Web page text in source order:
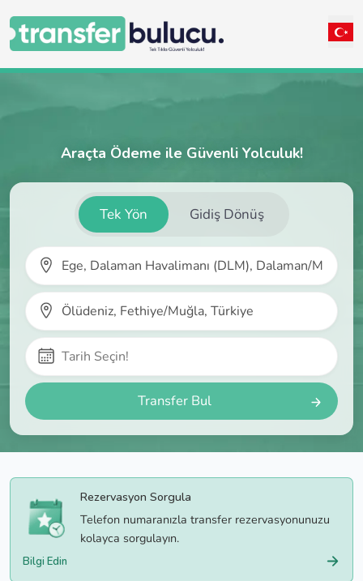
Araçta Ödeme ile Güvenli Yolculuk!
Tek Yön Gidiş Dönüş
Transfer Bul
Rezervasyon Sorgula
Telefon numaranızla transfer rezervasyonunuzu
kolayca sorgulayın.
Bilgi Edin